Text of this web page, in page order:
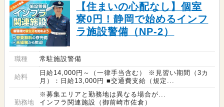
【住まいの心配なし】個室
寮0円！静岡で始めるインフ
ラ施設警備（NP-2）
職種 常駐施設警備
給料
日給14,000円～（一律手当含む） ※見習い期間（3カ
月）：日給13,000円 ■交通費支給（規定...
勤務地
※募集エリアと勤務地は異なる場合が...
インフラ関連施設（御前崎市佐倉）